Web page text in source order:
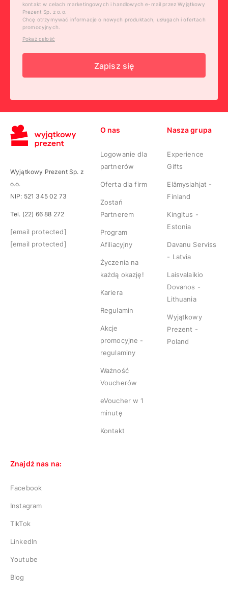
kontakt w celach marketingowych i handlowych e-mail przez Wyjątkowy
Prezent Sp. z o.o.
Chcę otrzymywać informacje o nowych produktach, usługach i ofertach
promocyjnych.
Pokaż całość
Zapisz się
Wyjątkowy Prezent Sp. z
o.o.
NIP: 521 345 02 73
Tel. (22) 66 88 272
[email protected]
[email protected]
O nas
Logowanie dla
partnerów
Oferta dla firm
Zostań
Partnerem
Program
Afiliacyjny
Życzenia na
każdą okazję!
Kariera
Regulamin
Akcje
promocyjne -
regulaminy
Ważność
Voucherów
eVoucher w 1
minutę
Kontakt
Nasza grupa
Experience
Gifts
Elämyslahjat -
Finland
Kingitus -
Estonia
Davanu Serviss
- Latvia
Laisvalaikio
Dovanos -
Lithuania
Wyjątkowy
Prezent -
Poland
Znajdź nas na:
Facebook
Instagram
TikTok
LinkedIn
Youtube
Blog